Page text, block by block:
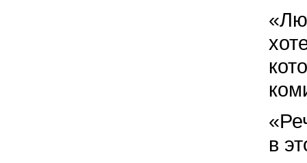
в